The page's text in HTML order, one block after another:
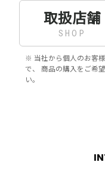
取扱店舗
SHOP
※ 当社から個人のお客
で、 商品の購入をご希
い。